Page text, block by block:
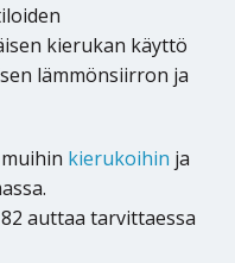
kierukan käyttö
lämmönsiirron ja
kierukoihin ja
auttaa tarvittaessa